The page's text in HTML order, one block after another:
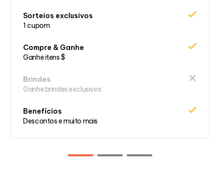
Sorteios exclusivos
1 cupom
Compre & Ganhe
Ganhe itens $
Brindes
Ganhe brindes exclusivos
Benefícios
Descontos e muito mais